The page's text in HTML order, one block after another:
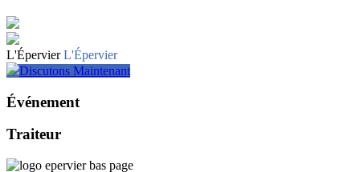
L'Épervier L'Épervier
Discutons Maintenant
Événement
Traiteur